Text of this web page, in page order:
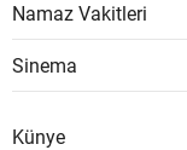
Namaz Vakitleri
Sinema
Künye